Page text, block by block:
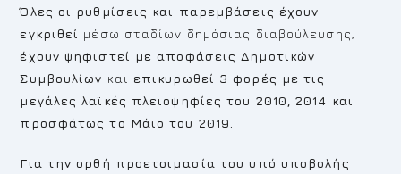
Όλες οι ρυθμίσεις και παρεμβάσεις έχουν
εγκριθεί μέσω σταδίων δημόσιας διαβούλευσης,
έχουν ψηφιστεί με αποφάσεις Δημοτικών
Συμβουλίων και επικυρωθεί 3 φορές με τις
μεγάλες λαϊκές πλειοψηφίες του 2010, 2014 και
προσφάτως το Μάιο του 2019.
Για την ορθή προετοιμασία του υπό υποβολής